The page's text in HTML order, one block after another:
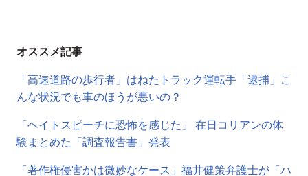
オススメ記事
「高速道路の歩行者」はねたトラック運転手「逮捕」こ
んな状況でも車のほうが悪いの？
「ヘイトスピーチに恐怖を感じた」 在日コリアンの体
験まとめた「調査報告書」発表
「著作権侵害かは微妙なケース」福井健策弁護士が「ハ